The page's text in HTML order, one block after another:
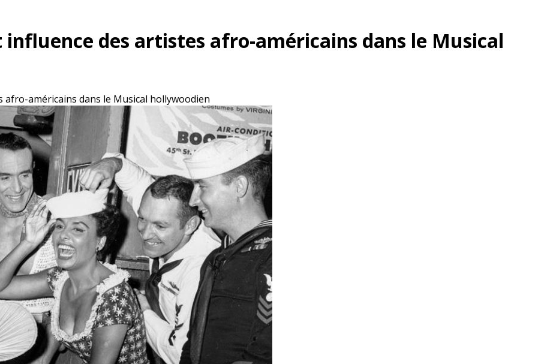
des artistes afro-américains dans le Musical
américains dans le Musical hollywoodien